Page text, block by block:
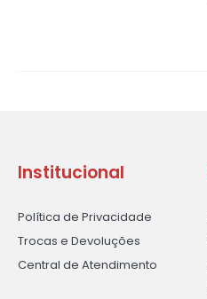
Institucional
Política de Privacidade
Trocas e Devoluções
Central de Atendimento